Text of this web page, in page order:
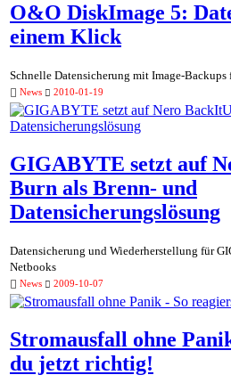
O&O DiskImage 5:
einem Klick
Schnelle Datensicherung mit Image-Backups
News 2010-01-19
GIGABYTE setzt auf
Burn als Brenn- und
Datensicherungslösung
Datensicherung und Wiederherstellung für
Netbooks
News 2009-10-07
Stromausfall ohne
du jetzt richtig!